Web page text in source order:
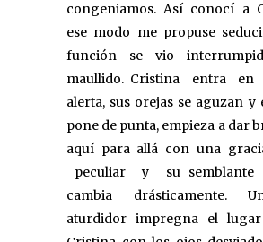
congeniamos. Así conocí a
ese modo me propuse
función se vio
maullido. Cristina entra
alerta, sus orejas se aguzan y
pone de punta, empieza a dar
aquí para allá con una
peculiar y su semblante
cambia drásticamente.
aturdidor impregna el